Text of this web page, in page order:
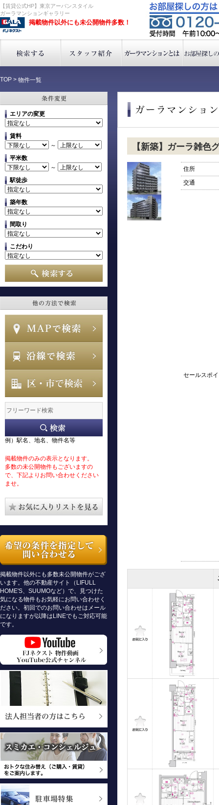
【賃貸公式HP】東京アーバンスタイル
ガーラマンションギャラリー
掲載物件以外にも未公開物件多数！
TOP > 物件一覧
エリアの変更
賃料
～
平米数
～
駅徒歩
築年数
間取り
こだわり
例）駅名、地名、物件名等
掲載物件のみの表示となります。
多数の未公開物件もございますの
で、下記よりお問い合わせください
ませ。
掲載物件以外にも多数未公開物件がござ
います。他の不動産サイト（LIFULL
HOME'S、SUUMOなど）で、見つけた
気になる物件もお気軽にお問い合わせく
ださい。初回でのお問い合わせはメール
になりますが以降はLINEでもご対応可能
です。
【新築】ガーラ雑色
住所
交通
セールスポ